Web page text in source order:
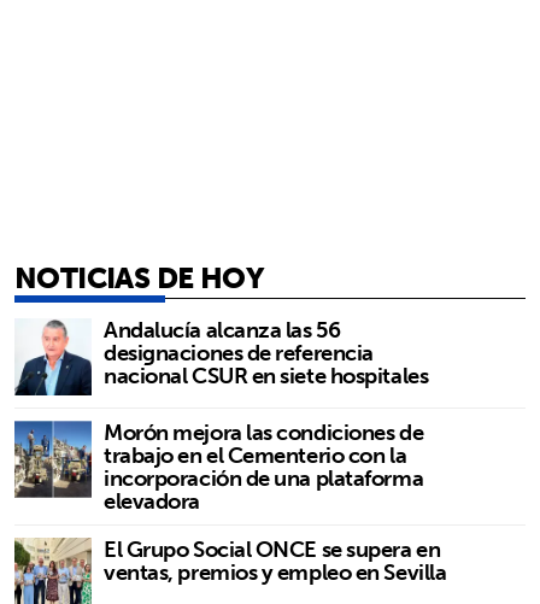
NOTICIAS DE HOY
Andalucía alcanza las 56
designaciones de referencia
nacional CSUR en siete hospitales
Morón mejora las condiciones de
trabajo en el Cementerio con la
incorporación de una plataforma
elevadora
El Grupo Social ONCE se supera en
ventas, premios y empleo en Sevilla